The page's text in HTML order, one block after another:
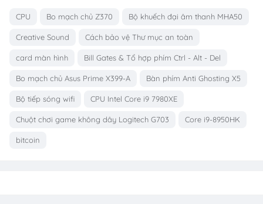
CPU Bo mạch chủ Z370 Bộ khuếch đại âm thanh MHA50
Creative Sound Cách bảo vệ Thư mục an toàn
card màn hình Bill Gates & Tổ hợp phím Ctrl - Alt - Del
Bo mạch chủ Asus Prime X399-A Bàn phím Anti Ghosting X5
Bộ tiếp sóng wifi CPU Intel Core i9 7980XE
Chuột chơi game không dây Logitech G703 Core i9-8950HK
bitcoin